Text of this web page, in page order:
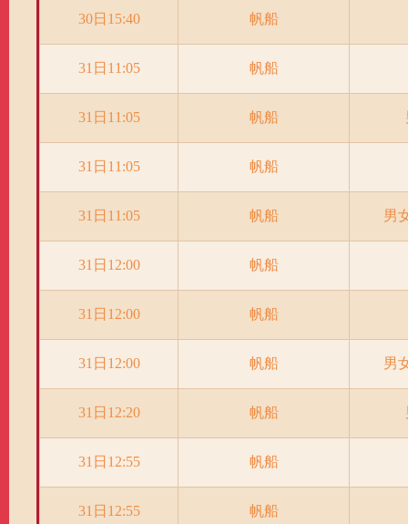
30日15:40 帆船
31日11:05 帆船
31日11:05 帆船
31日11:05 帆船
31日11:05 帆船 男
31日12:00 帆船
31日12:00 帆船
31日12:00 帆船 男
31日12:20 帆船
31日12:55 帆船
31日12:55 帆船